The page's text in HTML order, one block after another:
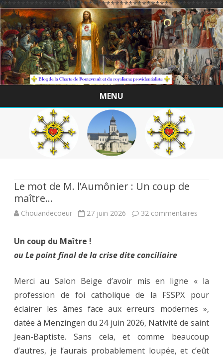
/
MENU
Skip
to
content
Le mot de M. l’Aumônier : Un coup de
maître…
Chouandecoeur 27 juin 2026 32 commentaires
M.
Un
coup
Un coup du Maître !
ou Le point final de la crise dite conciliaire
Merci au Salon Beige d’avoir mis en ligne « la
profession de foi catholique de la FSSPX pour
éclairer les âmes face aux erreurs modernes »,
datée à Menzingen du 24 juin 2026, Nativité de saint
Jean-Baptiste. Sans cela, et comme beaucoup
d’autres, je l’aurais probablement loupée, et c’eût